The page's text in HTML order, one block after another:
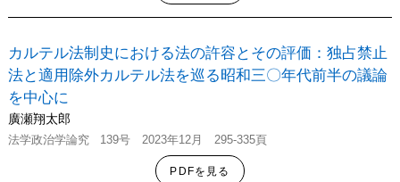
カルテル法制史における法の許容とその評価：独占禁止
法と適用除外カルテル法を巡る昭和三〇年代前半の議論
を中心に
廣瀬翔太郎
法学政治学論究 139号 2023年12月 295-335頁
PDFを見る